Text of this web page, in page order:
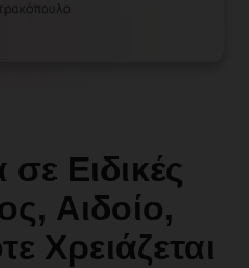
Ειδικές
Αιδοίο,
Χρειάζεται